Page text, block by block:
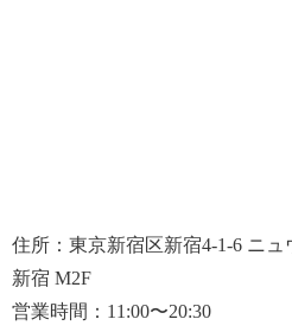
住所：東京新宿区新宿4-1-6 ニュ
新宿 M2F
営業時間：11:00〜20:30